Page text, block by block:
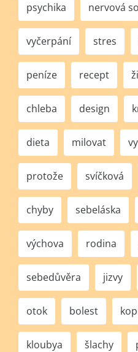
psychika nervová
vyčerpání stres
peníze recept
chleba design
dieta milovat
protože svíčková
chyby sebeláska
výchova rodina
sebedůvěra jizvy
otok bolest
kloubya šlachy